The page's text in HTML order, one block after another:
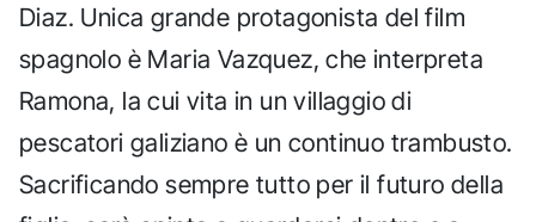
Diaz. Unica grande protagonista del film
spagnolo è Maria Vazquez, che interpreta
Ramona, la cui vita in un villaggio di
pescatori galiziano è un continuo trambusto.
Sacrificando sempre tutto per il futuro della